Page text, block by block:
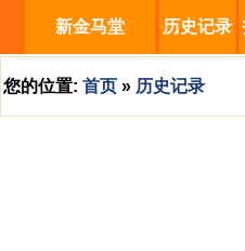
新金马堂 历史记录
您的位置: 首页 » 历史记录